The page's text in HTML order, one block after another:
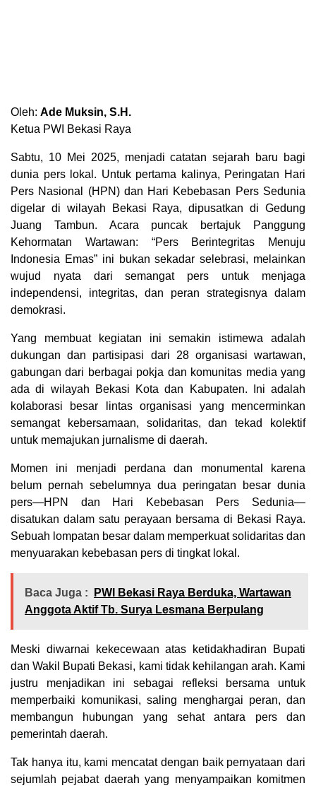
Oleh: Ade Muksin, S.H.
Ketua PWI Bekasi Raya
Sabtu, 10 Mei 2025, menjadi catatan sejarah baru bagi
dunia pers lokal. Untuk pertama kalinya, Peringatan Hari
Pers Nasional (HPN) dan Hari Kebebasan Pers Sedunia
digelar di wilayah Bekasi Raya, dipusatkan di Gedung
Juang Tambun. Acara puncak bertajuk Panggung
Kehormatan Wartawan: “Pers Berintegritas Menuju
Indonesia Emas” ini bukan sekadar selebrasi, melainkan
wujud nyata dari semangat pers untuk menjaga
independensi, integritas, dan peran strategisnya dalam
demokrasi.
Yang membuat kegiatan ini semakin istimewa adalah
dukungan dan partisipasi dari 28 organisasi wartawan,
gabungan dari berbagai pokja dan komunitas media yang
ada di wilayah Bekasi Kota dan Kabupaten. Ini adalah
kolaborasi besar lintas organisasi yang mencerminkan
semangat kebersamaan, solidaritas, dan tekad kolektif
untuk memajukan jurnalisme di daerah.
Momen ini menjadi perdana dan monumental karena
belum pernah sebelumnya dua peringatan besar dunia
pers—HPN dan Hari Kebebasan Pers Sedunia—
disatukan dalam satu perayaan bersama di Bekasi Raya.
Sebuah lompatan besar dalam memperkuat solidaritas dan
menyuarakan kebebasan pers di tingkat lokal.
Baca Juga :
PWI Bekasi Raya Berduka, Wartawan
Anggota Aktif Tb. Surya Lesmana Berpulang
Meski diwarnai kekecewaan atas ketidakhadiran Bupati
dan Wakil Bupati Bekasi, kami tidak kehilangan arah. Kami
justru menjadikan ini sebagai refleksi bersama untuk
memperbaiki komunikasi, saling menghargai peran, dan
membangun hubungan yang sehat antara pers dan
pemerintah daerah.
Tak hanya itu, kami mencatat dengan baik pernyataan dari
sejumlah pejabat daerah yang menyampaikan komitmen